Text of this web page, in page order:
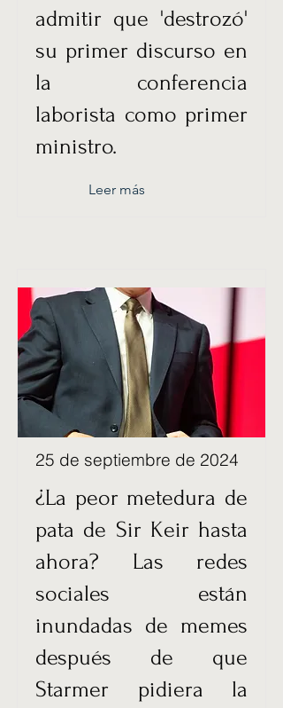
admitir que 'destrozó'
su primer discurso en
la conferencia
laborista como primer
ministro.
Leer más
25 de septiembre de 2024
¿La peor metedura de
pata de Sir Keir hasta
ahora? Las redes
sociales están
inundadas de memes
después de que
Starmer pidiera la